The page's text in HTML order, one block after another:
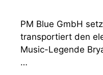
PM Blue GmbH
transportiert den
Music-Legende
…